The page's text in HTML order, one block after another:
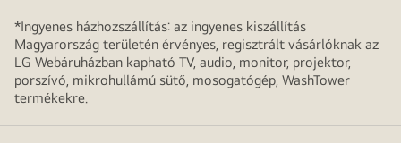
*Ingyenes házhozszállítás: az ingyenes kiszállítás
Magyarország területén érvényes, regisztrált vásárlóknak az
LG Webáruházban kapható TV, audio, monitor, projektor,
porszívó, mikrohullámú sütő, mosogatógép, WashTower
termékekre.